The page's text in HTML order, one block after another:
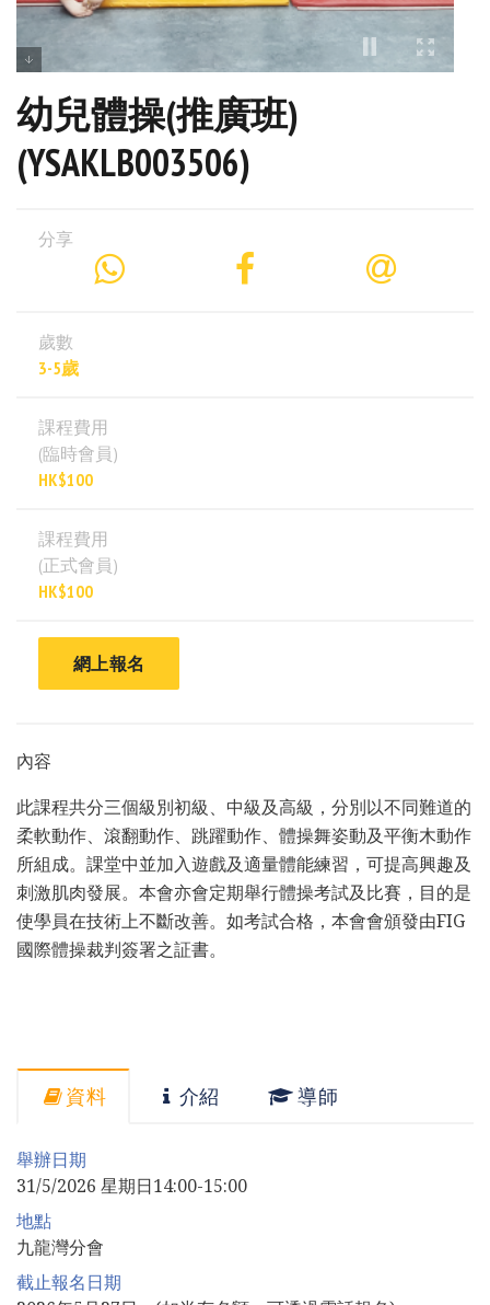
幼兒體操(推廣班)
(YSAKLB003506)
分享
歲數
3-5歲
課程費用
(臨時會員)
HK$100
課程費用
(正式會員)
HK$100
網上報名
內容
此課程共分三個級別初級、中級及高級，分別以不同難道的
柔軟動作、滾翻動作、跳躍動作、體操舞姿動及平衡木動作
所組成。課堂中並加入遊戲及適量體能練習，可提高興趣及
刺激肌肉發展。本會亦會定期舉行體操考試及比賽，目的是
使學員在技術上不斷改善。如考試合格，本會會頒發由FIG
國際體操裁判簽署之証書。
資料 介紹 導師
舉辦日期
31/5/2026 星期日14:00-15:00
地點
九龍灣分會
截止報名日期